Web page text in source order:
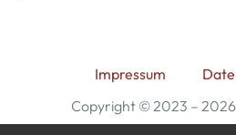
Impressum
Copyright © 2023 –